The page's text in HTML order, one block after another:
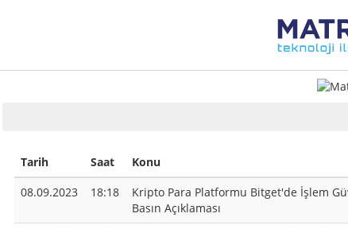
Tarih Saat
Konu
08.09.2023
18:18
Kripto Para Platformu Bitget'de İşlem
Basın Açıklaması